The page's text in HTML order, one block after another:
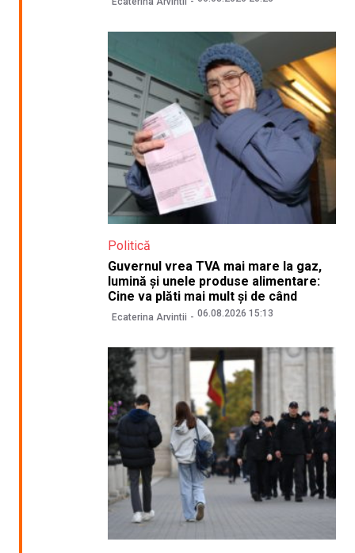
Politică
Guvernul vrea TVA mai mare la gaz,
lumină și unele produse alimentare:
Cine va plăti mai mult și de când
Ecaterina Arvintii 06.08.2026 15:13